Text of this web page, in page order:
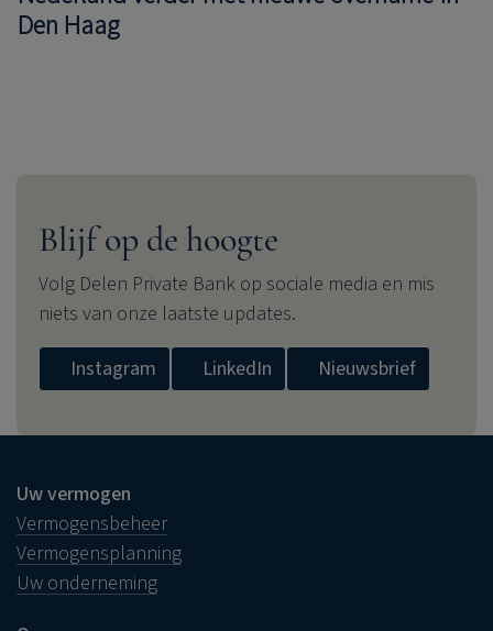
Den Haag
Blijf op de hoogte
Volg Delen Private Bank op sociale media en mis
niets van onze laatste updates.
Instagram
LinkedIn Nieuwsbrief
Uw vermogen
Vermogensbeheer
Vermogensplanning
Uw onderneming